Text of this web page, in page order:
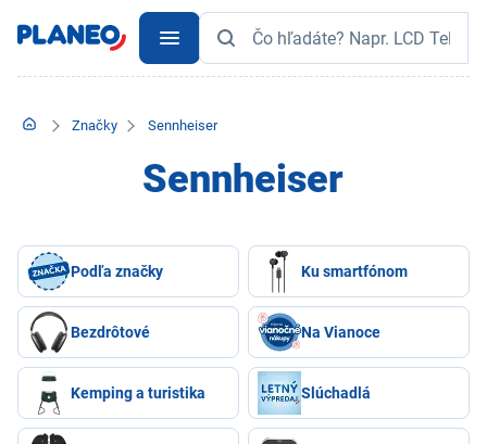
Značky Sennheiser
Sennheiser
Podľa značky Ku smartfónom
Bezdrôtové Na Vianoce
Kemping a turistika Slúchadlá